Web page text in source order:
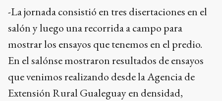
-La jornada consistió en tres disertaciones en el
salón y luego una recorrida a campo para
mostrar los ensayos que tenemos en el predio.
En el salónse mostraron resultados de ensayos
que venimos realizando desde la Agencia de
Extensión Rural Gualeguay en densidad,